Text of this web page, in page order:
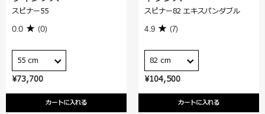
¥73,700
カートに入れる
スピナー55
0.0 (0)
55 cm
¥104,500
カートに入れる
スピナー82 エキスパンダブル
4.9 (7)
82 cm